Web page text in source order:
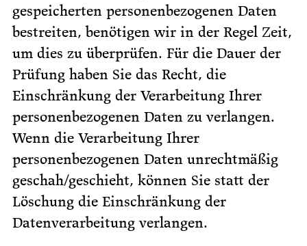
gespeicherten personenbezogenen Daten
bestreiten, benötigen wir in der Regel Zeit,
um dies zu überprüfen. Für die Dauer der
Prüfung haben Sie das Recht, die
Einschränkung der Verarbeitung Ihrer
personenbezogenen Daten zu verlangen.
Wenn die Verarbeitung Ihrer
personenbezogenen Daten unrechtmäßig
geschah/geschieht, können Sie statt der
Löschung die Einschränkung der
Datenverarbeitung verlangen.